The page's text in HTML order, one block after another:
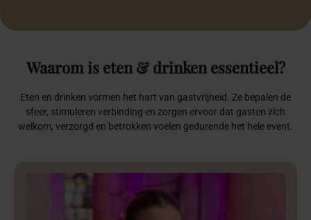
Waarom is eten & drinken essentieel?
Eten en drinken vormen het hart van gastvrijheid. Ze bepalen de
sfeer, stimuleren verbinding en zorgen ervoor dat gasten zich
welkom, verzorgd en betrokken voelen gedurende het hele event.